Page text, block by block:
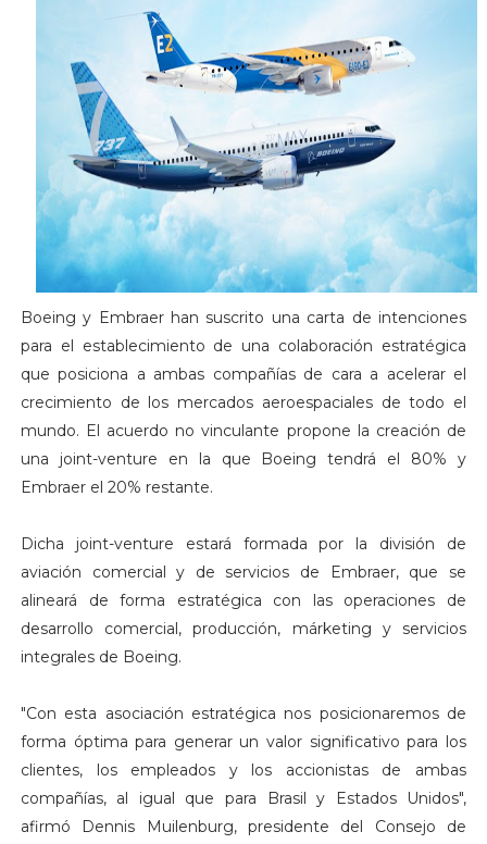
Boeing y Embraer han suscrito una carta de intenciones
para el establecimiento de una colaboración estratégica
que posiciona a ambas compañías de cara a acelerar el
crecimiento de los mercados aeroespaciales de todo el
mundo. El acuerdo no vinculante propone la creación de
una joint-venture en la que Boeing tendrá el 80% y
Embraer el 20% restante.
Dicha joint-venture estará formada por la división de
aviación comercial y de servicios de Embraer, que se
alineará de forma estratégica con las operaciones de
desarrollo comercial, producción, márketing y servicios
integrales de Boeing.
"Con esta asociación estratégica nos posicionaremos de
forma óptima para generar un valor significativo para los
clientes, los empleados y los accionistas de ambas
compañías, al igual que para Brasil y Estados Unidos",
afirmó Dennis Muilenburg, presidente del Consejo de